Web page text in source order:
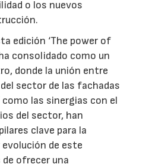
o los nuevos
edición ‘The power of
consolidado como un
donde la unión entre
sector de las fachadas
las sinergias con el
del sector, han
clave para la
de este
de ofrecer una